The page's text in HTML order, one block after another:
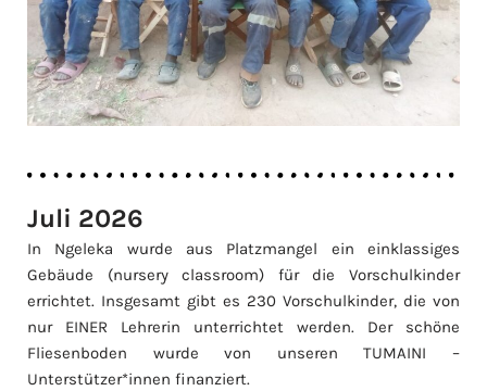
Juli 2026
In Ngeleka wurde aus Platzmangel ein einklassiges
Gebäude (nursery classroom) für die Vorschulkinder
errichtet. Insgesamt gibt es 230 Vorschulkinder, die von
nur EINER Lehrerin unterrichtet werden. Der schöne
Fliesenboden wurde von unseren TUMAINI –
Unterstützer*innen finanziert.